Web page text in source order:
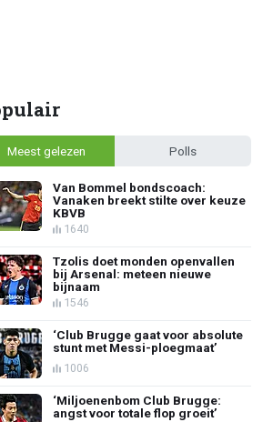
Meest gelezen Polls
Van Bommel bondscoach:
Vanaken breekt stilte over keuze
KBVB
1640
Tzolis doet monden openvallen
bij Arsenal: meteen nieuwe
bijnaam
1546
‘Club Brugge gaat voor absolute
stunt met Messi-ploegmaat’
1006
‘Miljoenenbom Club Brugge:
angst voor totale flop groeit’